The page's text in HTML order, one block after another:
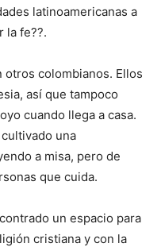
latinoamericanas a
la fe??.
colombianos. Ellos
así que tampoco
cuando llega a casa.
una
a misa, pero de
que cuida.
un espacio para
cristiana y con la